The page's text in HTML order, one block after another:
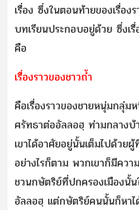
เรื่อง ซึ่งในตอนท้ายของเรื่อง
บทเรียนประกอบอยู่ด้วย ซึ่งเรื่
คือ
เรื่องราวของชาวถ้ำ
คือเรื่องราวของชายหนุ่มกลุ่ม
ศรัทธาต่ออัลลอฮฺ ท่ามกลางบ้
เขาได้อาศัยอยู่นั้นเต็มไปด้วย
อย่างไรก็ตาม พวกเขาก็มีคว
ชวนกษัตริย์ที่ปกครองเมืองนั้
อัลลอฮฺ แต่กษัตริย์คนนั้นก็หาไ